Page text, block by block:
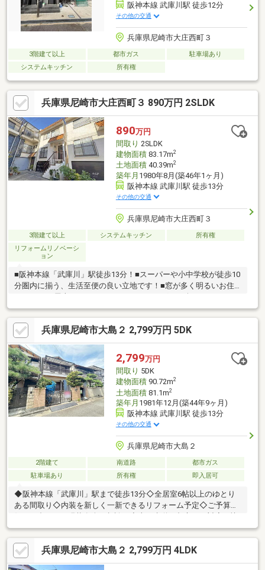
阪神本線 武庫川駅 徒歩12分
その他の交通
兵庫県尼崎市大庄西町３
3階建て以上 都市ガス
駐車場あり
システムキッチン
所有権
兵庫県尼崎市大庄西町３ 890万円 2SLDK
890万円
間取り 2SLDK
建物面積83.17m2
土地面積40.39m2
築年月 1980年8月(築46年1ヶ月)
阪神本線 武庫川駅 徒歩13分
その他の交通
兵庫県尼崎市大庄西町３
3階建て以上 システムキッチン
所有権
リフォームリノベーシ
ョン
■阪神本線「武庫川」駅徒歩13分！■スーパーや小中学校が徒歩10
分圏内に揃う、生活至便の良い立地です！■窓が多く明るいお住
まいです♪■屋上があり、BBQやガーデニングもお楽しみいただけ
ます♪【リフォーム履歴】2016年12月：キッチン・トイレ交換、2
階一部間取り変更2階・3階洋室フローリング張替、クロス張替
2024年1月：給湯器交換【周辺施設】・グルメシティ尼崎大庄店…
徒歩6分・スーパーマルハチ大庄店…徒歩11分・ローソン尼崎大庄
西町三丁目…徒歩5分・大庄小学校…徒歩4分・大庄中学校…徒歩8
分
兵庫県尼崎市大島２ 2,799万円 5DK
2,799万円
間取り 5DK
建物面積90.72m2
土地面積81.1m2
築年月 1981年12月(築44年9ヶ月)
阪神本線 武庫川駅 徒歩13分
その他の交通
兵庫県尼崎市大島２
2階建て 南道路
都市ガス
駐車場あり
所有権 即入居可
◆阪神本線「武庫川」駅まで徒歩13分◇全居室6帖以上のゆとり
ある間取り◇内装を新しく一新できるリフォーム予定◇ご予算や
適な住環境◇お気軽にお問い合わせ・ご相談ください ■ハウスド
ゥ！阪急伊丹駅前店物件選びから住宅ローンまで、住まい探しを
丁寧にサポート。見学予約もお気軽にご相談ください。
兵庫県尼崎市大島２ 2,799万円 4LDK